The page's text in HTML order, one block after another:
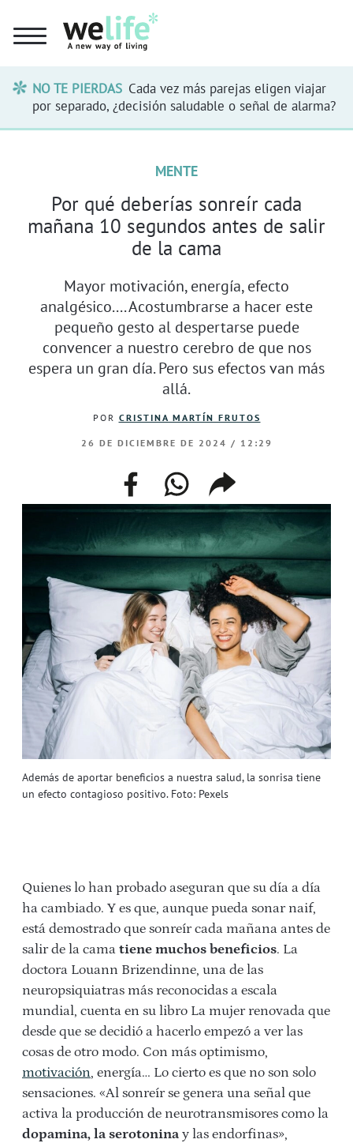
NO TE PIERDAS Cada vez más parejas eligen viajar
por separado, ¿decisión saludable o señal de alarma?
Además de aportar beneficios a nuestra salud, la sonrisa tiene
un efecto contagioso positivo. Foto: Pexels
MENTE
Por qué deberías sonreír cada
mañana 10 segundos antes de salir
de la cama
Mayor motivación, energía, efecto
analgésico.... Acostumbrarse a hacer este
pequeño gesto al despertarse puede
convencer a nuestro cerebro de que nos
espera un gran día. Pero sus efectos van más
allá.
POR CRISTINA MARTÍN FRUTOS
26 DE DICIEMBRE DE 2024 / 12:29
facebookwhatsappcompartir
enlace
Quienes lo han probado aseguran que su día a día
ha cambiado. Y es que, aunque pueda sonar naif,
está demostrado que sonreír cada mañana antes de
salir de la cama tiene muchos beneficios. La
doctora Louann Brizendinne, una de las
neuropsiquiatras más reconocidas a escala
mundial, cuenta en su libro La mujer renovada que
desde que se decidió a hacerlo empezó a ver las
cosas de otro modo. Con más optimismo,
motivación, energía… Lo cierto es que no son solo
sensaciones. «Al sonreír se genera una señal que
activa la producción de neurotransmisores como la
dopamina, la serotonina y las endorfinas»,